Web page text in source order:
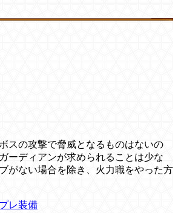
スの攻撃で脅威となるものはないの
ーディアンが求められることは少な
がない場合を除き、火力職をやった方
レ装備